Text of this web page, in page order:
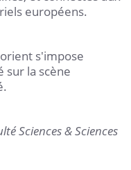
européens.
s'impose
sur la scène
Sciences & Sciences